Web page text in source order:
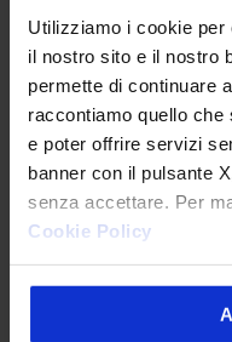
Utilizziamo i cookie per
il nostro sito e il nostro
permette di continuare
raccontiamo quello che
e poter offrire servizi
banner con il pulsante
senza accettare. Per
Cookie Policy
proprio target,
chiave per
di vendita e la
Cosa fare per
futuro porta le reti
B2B2C, in cui è
controllo